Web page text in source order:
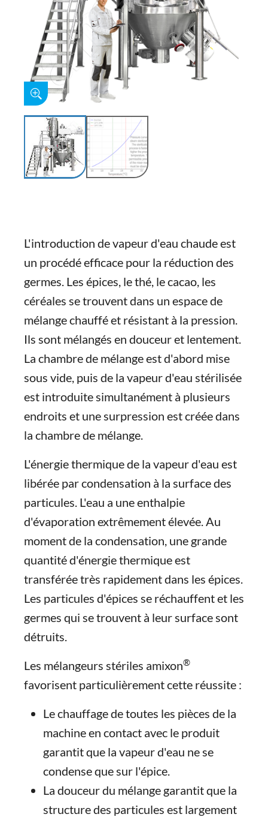
L'introduction de vapeur d'eau chaude est
un procédé efficace pour la réduction des
germes. Les épices, le thé, le cacao, les
céréales se trouvent dans un espace de
mélange chauffé et résistant à la pression.
Ils sont mélangés en douceur et lentement.
La chambre de mélange est d'abord mise
sous vide, puis de la vapeur d'eau stérilisée
est introduite simultanément à plusieurs
endroits et une surpression est créée dans
la chambre de mélange.
L'énergie thermique de la vapeur d'eau est
libérée par condensation à la surface des
particules. L'eau a une enthalpie
d'évaporation extrêmement élevée. Au
moment de la condensation, une grande
quantité d'énergie thermique est
transférée très rapidement dans les épices.
Les particules d'épices se réchauffent et les
germes qui se trouvent à leur surface sont
détruits.
Les mélangeurs stériles amixon®
favorisent particulièrement cette réussite :
Le chauffage de toutes les pièces de la
machine en contact avec le produit
garantit que la vapeur d'eau ne se
condense que sur l'épice.
La douceur du mélange garantit que la
structure des particules est largement